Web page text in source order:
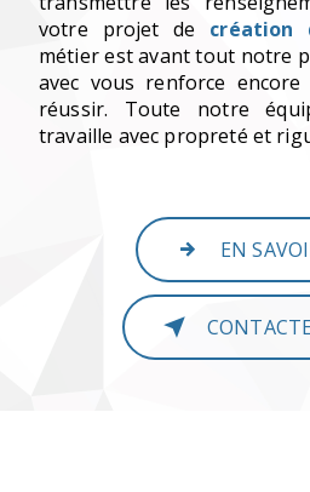
votre projet de création
métier est avant tout notre
avec vous renforce
réussir. Toute notre
travaille avec propreté et
EN